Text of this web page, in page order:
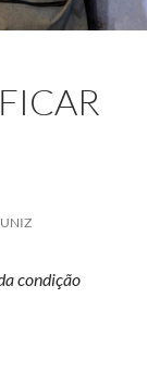
condição
o medo de ficar